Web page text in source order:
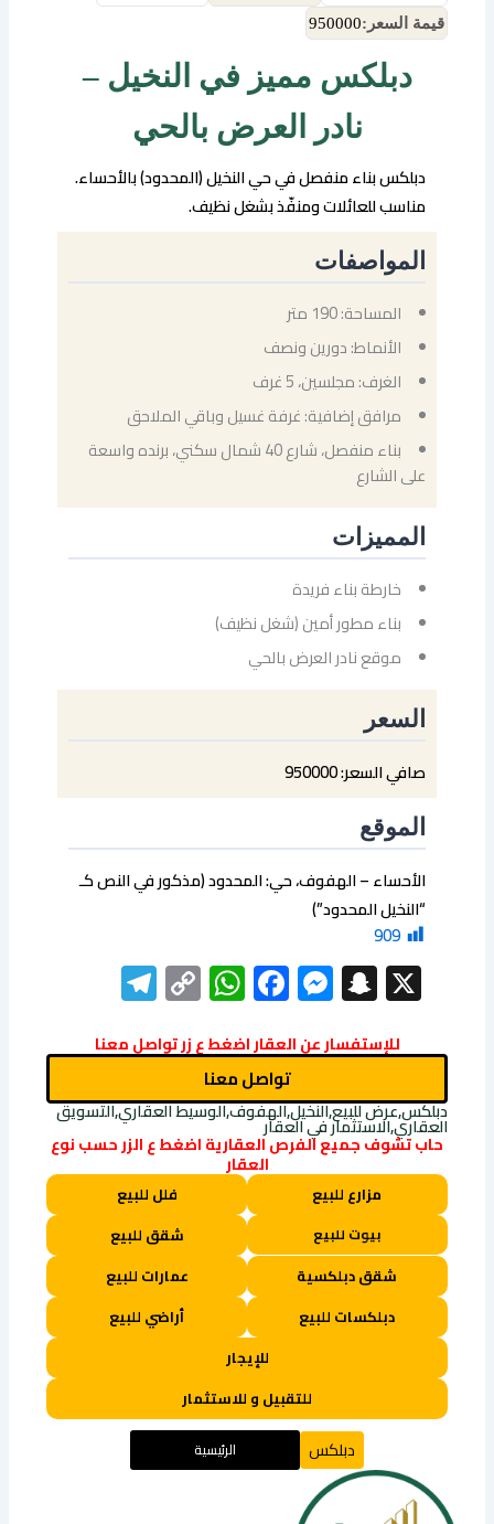
قيمة السعر:950000
دبلكس مميز في النخيل –
نادر العرض بالحي
دبلكس بناء منفصل في حي النخيل (المحدود) بالأحساء.
مناسب للعائلات ومنفّذ بشغل نظيف.
المواصفات
المساحة: 190 متر
الأنماط: دورين ونصف
الغرف: مجلسين، 5 غرف
مرافق إضافية: غرفة غسيل وباقي الملاحق
بناء منفصل، شارع 40 شمال سكني، برنده واسعة
على الشارع
المميزات
خارطة بناء فريدة
بناء مطور أمين (شغل نظيف)
موقع نادر العرض بالحي
السعر
صافي السعر: 950000
الموقع
الأحساء – الهفوف، حي: المحدود (مذكور في النص كـ
“النخيل المحدود”)
909
X
Snapchat
Messenger
Facebook
WhatsApp
Copy
Link
للإستفسار عن العقار اضغط ع زر تواصل معنا
تواصل معنا
دبلكس,عرض للبيع,النخيل,الهفوف,الوسيط العقاري,التسويق
العقاري,الاستثمار في العقار
حاب تشوف جميع الفرص العقارية اضغط ع الزر حسب نوع
العقار
مزارع للبيع فلل للبيع
بيوت للبيع
شقق للبيع
شقق دبلكسية
عمارات للبيع
دبلكسات للبيع
أراضي للبيع
للإيجار
للتقبيل و للاستثمار
دبلكس الرئيسية